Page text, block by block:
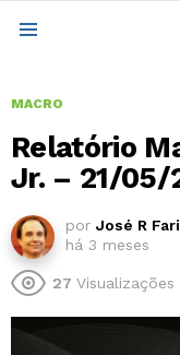
MACRO
Relatório
Jr. – 21/05/
por José R
há 3 meses
27 Visualizações